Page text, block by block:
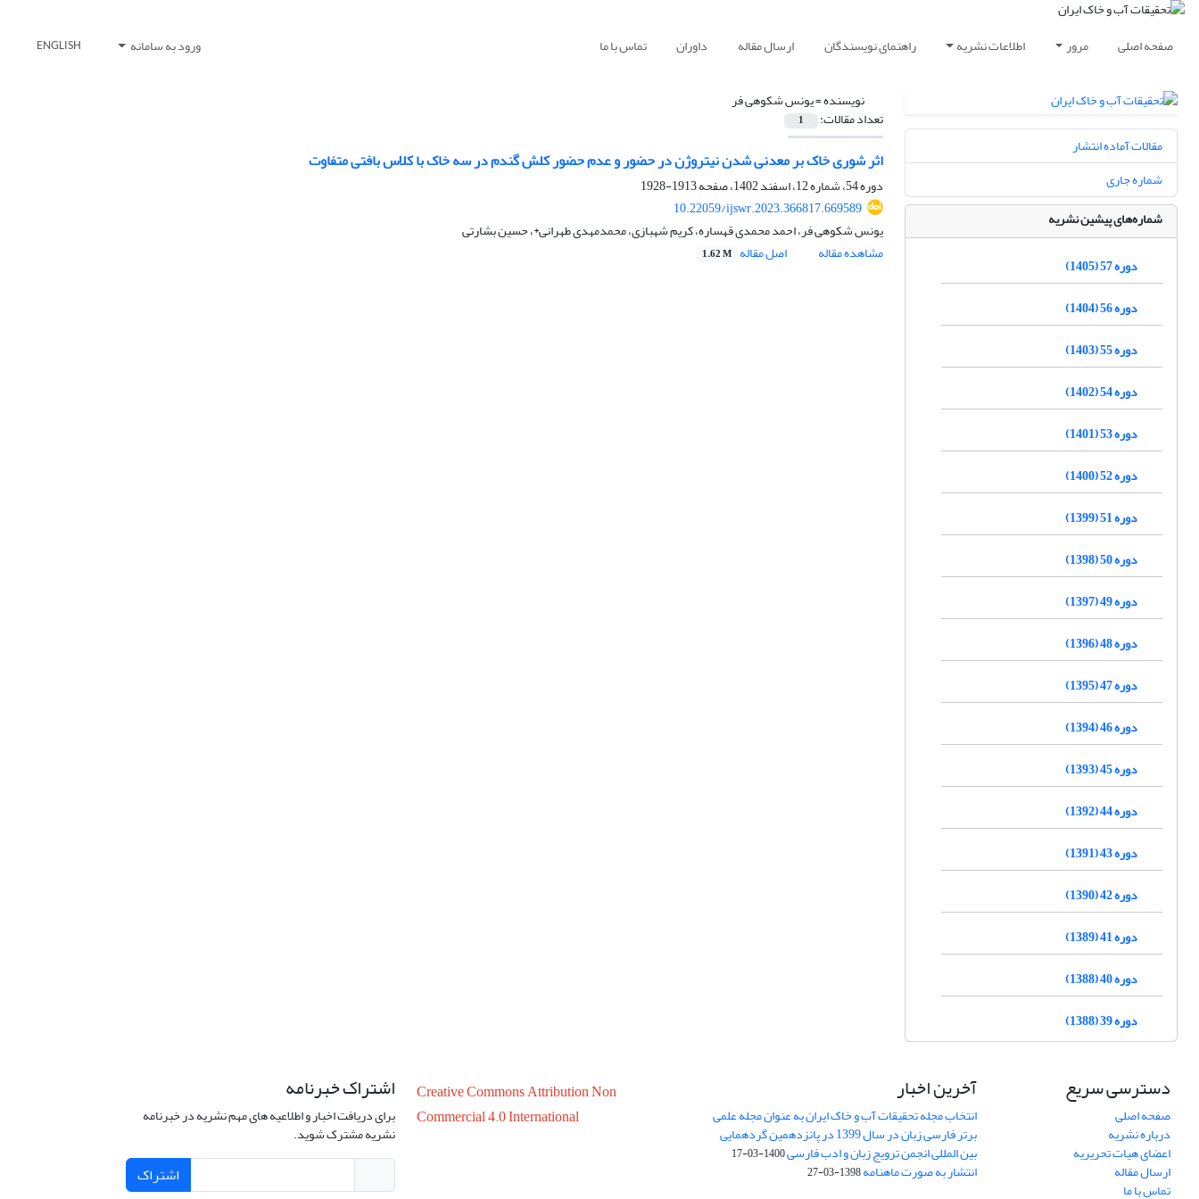
صفحه اصلی مرور اطلاعات نشریه راهنمای نویسندگان ارسال مقاله داوران تماس با ما ورود به سامانه ENGLISH
نویسنده =یونس شکوهی فر
تعداد مقالات: 1
اثر شوری خاک بر معدنی شدن نیتروژن در حضور و عدم حضور کلش گندم در سه خاک با کلاس بافتی متفاوت
دوره 54، شماره 12، اسفند 1402، صفحه
1913-1928
10.22059/ijswr.2023.366817.669589
یونس شکوهی فر، احمد محمدی قهساره، کریم شهبازی، محمدمهدی طهرانی*، حسین بشارتی
مشاهده مقاله
اصل مقاله 1.62 M
مقالات آماده انتشار
شماره جاری
شماره‌های پیشین نشریه
دوره 57 (1405)
دوره 56 (1404)
دوره 55 (1403)
دوره 54 (1402)
دوره 53 (1401)
دوره 52 (1400)
دوره 51 (1399)
دوره 50 (1398)
دوره 49 (1397)
دوره 48 (1396)
دوره 47 (1395)
دوره 46 (1394)
دوره 45 (1393)
دوره 44 (1392)
دوره 43 (1391)
دوره 42 (1390)
دوره 41 (1389)
دوره 40 (1388)
دوره 39 (1388)
دسترسی سریع
صفحه اصلی
درباره نشریه
اعضای هیات تحریریه
ارسال مقاله
تماس با ما
آخرین اخبار
انتخاب مجله تحقیقات آب و خاک ایران به عنوان مجله علمی
برتر فارسی زبان در سال 1399 در پانزدهمین گردهمایی
بین المللی انجمن ترویج زبان و ادب فارسی1400-03-17
انتشار به صورت ماهنامه1398-03-27
Creative Commons Attribution Non
Commercial 4.0 International
اشتراک خبرنامه
برای دریافت اخبار و اطلاعیه های مهم نشریه در خبرنامه
نشریه مشترک شوید.
اشتراک